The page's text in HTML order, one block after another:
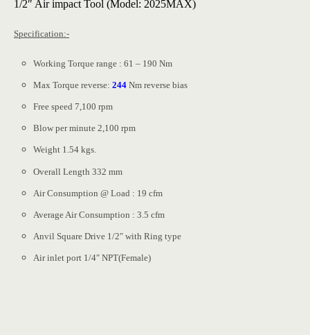
1/2″ Air impact Tool (Model: 2025MAX)
Specification:-
Working Torque range : 61 – 190 Nm
Max Torque reverse:244Nm reverse bias
Free speed 7,100 rpm
Blow per minute 2,100 rpm
Weight 1.54 kgs.
Overall Length 332 mm
Air Consumption @ Load : 19 cfm
Average Air Consumption : 3.5 cfm
Anvil Square Drive 1/2″ with Ring type
Air inlet port 1/4″ NPT(Female)